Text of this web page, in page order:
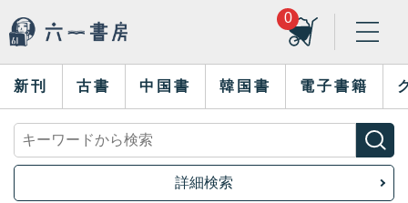
0
新刊 古書 中国書 韓国書 電子書籍
詳細検索